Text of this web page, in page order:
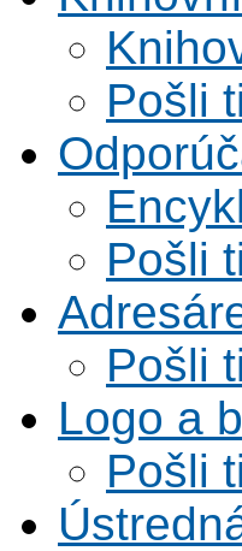
Pošli
Pošli
Pošli
Logo a
Pošli